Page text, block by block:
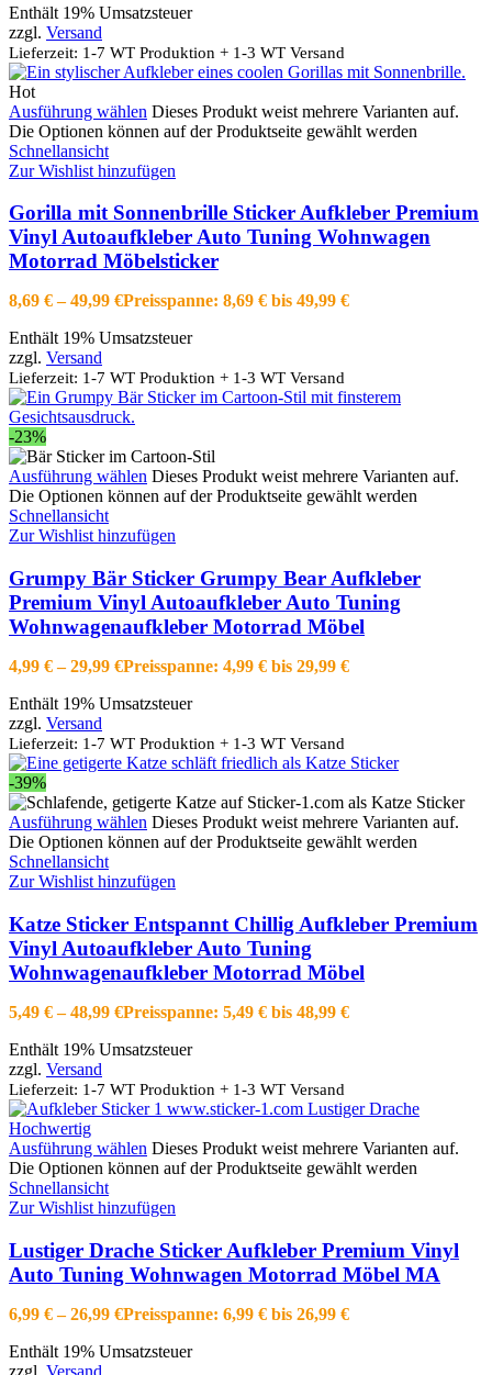
Enthält 19% Umsatzsteuer
zzgl. Versand
Lieferzeit: 1-7 WT Produktion + 1-3 WT Versand
Hot
Ausführung wählen Dieses Produkt weist mehrere Varianten auf.
Die Optionen können auf der Produktseite gewählt werden
Schnellansicht
Zur Wishlist hinzufügen
Gorilla mit Sonnenbrille Sticker Aufkleber Premium
Vinyl Autoaufkleber Auto Tuning Wohnwagen
Motorrad Möbelsticker
8,69 € –49,99 €Preisspanne: 8,69 € bis 49,99 €
Enthält 19% Umsatzsteuer
zzgl. Versand
Lieferzeit: 1-7 WT Produktion + 1-3 WT Versand
-23%
Ausführung wählen Dieses Produkt weist mehrere Varianten auf.
Die Optionen können auf der Produktseite gewählt werden
Schnellansicht
Zur Wishlist hinzufügen
Grumpy Bär Sticker Grumpy Bear Aufkleber
Premium Vinyl Autoaufkleber Auto Tuning
Wohnwagenaufkleber Motorrad Möbel
4,99 € –29,99 €Preisspanne: 4,99 € bis 29,99 €
Enthält 19% Umsatzsteuer
zzgl. Versand
Lieferzeit: 1-7 WT Produktion + 1-3 WT Versand
-39%
Ausführung wählen Dieses Produkt weist mehrere Varianten auf.
Die Optionen können auf der Produktseite gewählt werden
Schnellansicht
Zur Wishlist hinzufügen
Katze Sticker Entspannt Chillig Aufkleber Premium
Vinyl Autoaufkleber Auto Tuning
Wohnwagenaufkleber Motorrad Möbel
5,49 € –48,99 €Preisspanne: 5,49 € bis 48,99 €
Enthält 19% Umsatzsteuer
zzgl. Versand
Lieferzeit: 1-7 WT Produktion + 1-3 WT Versand
Ausführung wählen Dieses Produkt weist mehrere Varianten auf.
Die Optionen können auf der Produktseite gewählt werden
Schnellansicht
Zur Wishlist hinzufügen
Lustiger Drache Sticker Aufkleber Premium Vinyl
Auto Tuning Wohnwagen Motorrad Möbel MA
6,99 € –26,99 €Preisspanne: 6,99 € bis 26,99 €
Enthält 19% Umsatzsteuer
zzgl. Versand